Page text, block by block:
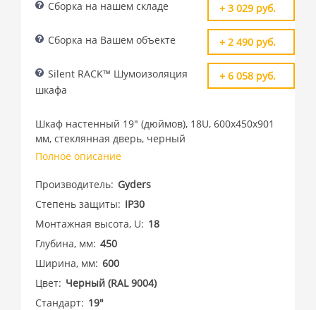
Сборка на нашем складе + 3 029 руб.
Сборка на Вашем объекте + 2 490 руб.
Silent RACK™ Шумоизоляция
шкафа
+ 6 058 руб.
Шкаф настенный 19" (дюймов), 18U, 600х450х901
мм, стеклянная дверь, черный
Полное описание
Производитель Gyders
Степень защиты
IP30
Монтажная высота, U
18
Глубина, мм 450
Ширина, мм 600
Цвет Черный (RAL 9004)
Стандарт 19"